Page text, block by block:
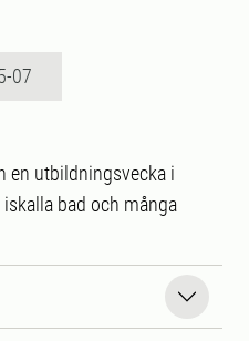
07
en utbildningsvecka i
bad och många